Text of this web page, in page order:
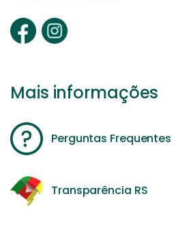
Mais informações
Perguntas Frequentes
Transparência RS